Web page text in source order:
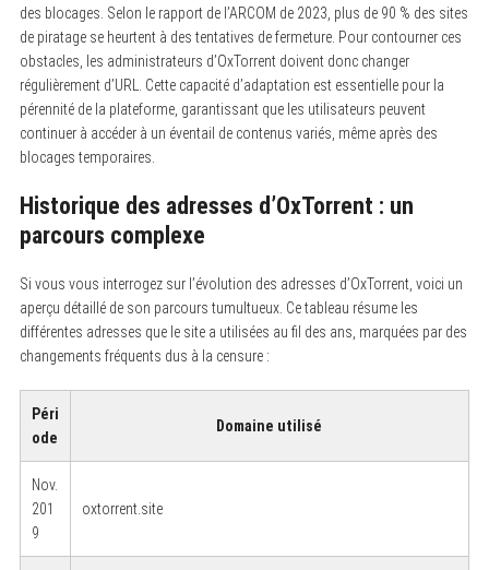
des blocages. Selon le rapport de l’ARCOM de 2023, plus de 90 % des sites
de piratage se heurtent à des tentatives de fermeture. Pour contourner ces
obstacles, les administrateurs d’OxTorrent doivent donc changer
régulièrement d’URL. Cette capacité d’adaptation est essentielle pour la
pérennité de la plateforme, garantissant que les utilisateurs peuvent
continuer à accéder à un éventail de contenus variés, même après des
blocages temporaires.
Historique des adresses d’OxTorrent : un
parcours complexe
Si vous vous interrogez sur l’évolution des adresses d’OxTorrent, voici un
aperçu détaillé de son parcours tumultueux. Ce tableau résume les
différentes adresses que le site a utilisées au fil des ans, marquées par des
changements fréquents dus à la censure :
Péri
ode
Domaine utilisé
Nov.
201
9
oxtorrent.site